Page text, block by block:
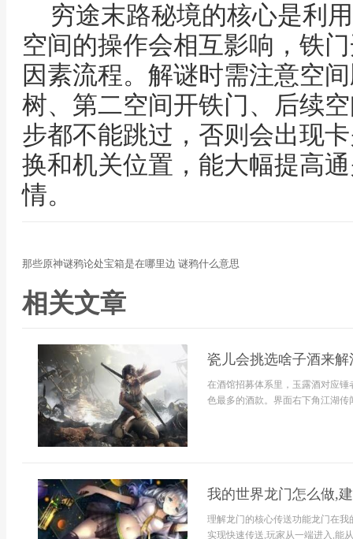
穷途末路秘境的核心是利
空间的操作会相互影响，铁
因素流程。解谜时需注意空
树、第二空间开铁门、后续
步都不能跳过，否则会出现
换和机关位置，能大幅提高
情。
那些原神谜鸦论处宝箱是在哪里边 谜鸦什么意思
相关文章
瓷儿会挑选啥子酒来
在酒馆招募体系里，玉露酒对应
色最多的酒款。界面右下角江湖
我的世界龙门怎么做,
理解龙门的核心传送功能龙门在
实现快速传送,玩家从一端进入,能